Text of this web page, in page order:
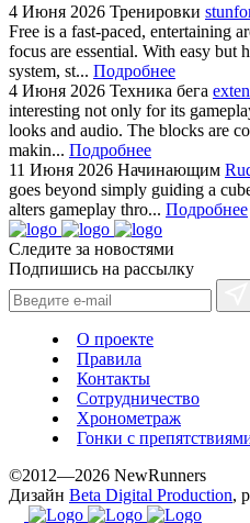
4 Июня 2026 Тренировки
Free is a fast-paced, entertaining
focus are essential. With easy but
system, st... Подробнее
4 Июня 2026 Техника бега
interesting not only for its
looks and audio. The blocks are
makin... Подробнее
11 Июня 2026 Начинающим
goes beyond simply guiding a
alters gameplay thro... Подробнее
Следите за новостями
Подпишись на рассылку
О проекте
Правила
Контакты
Сотрудничество
Хронометраж
Гонки с
©2012—2026 NewRunners
Дизайн Beta Digital Production,